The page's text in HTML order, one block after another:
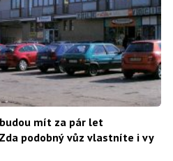
mít za pár let
podobný vůz vlastníte i vy